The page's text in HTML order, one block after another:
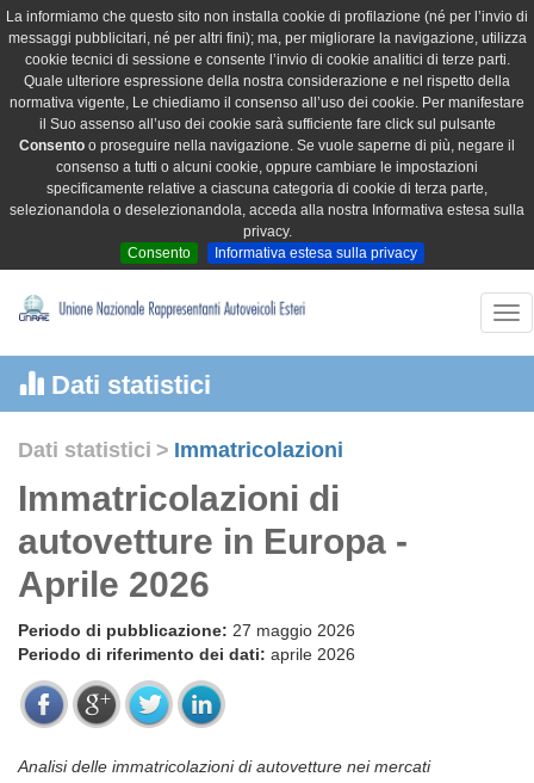
La informiamo che questo sito non installa cookie di profilazione (né per l’invio di
messaggi pubblicitari, né per altri fini); ma, per migliorare la navigazione, utilizza
cookie tecnici di sessione e consente l’invio di cookie analitici di terze parti.
Quale ulteriore espressione della nostra considerazione e nel rispetto della
normativa vigente, Le chiediamo il consenso all’uso dei cookie. Per manifestare
il Suo assenso all’uso dei cookie sarà sufficiente fare click sul pulsante
Consento o proseguire nella navigazione. Se vuole saperne di più, negare il
consenso a tutti o alcuni cookie, oppure cambiare le impostazioni
specificamente relative a ciascuna categoria di cookie di terza parte,
selezionandola o deselezionandola, acceda alla nostra Informativa estesa sulla
privacy.
Consento
Informativa estesa sulla privacy
Dati statistici
Dati statistici > Immatricolazioni
Immatricolazioni di
autovetture in Europa -
Aprile 2026
Periodo di pubblicazione: 27 maggio 2026
Periodo di riferimento dei dati: aprile 2026
Analisi delle immatricolazioni di autovetture nei mercati